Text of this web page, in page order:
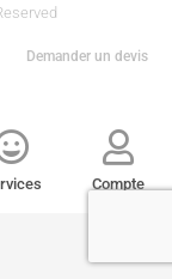
Demander un devis
Compte